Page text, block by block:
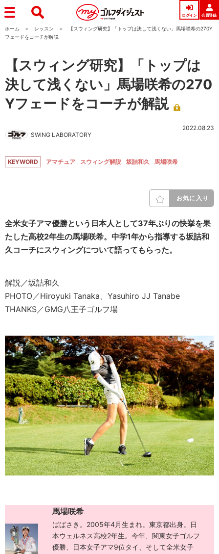
ログイン 会員登録
ホーム レッスン
【スウィング研究】「トップは決して浅くない」馬場咲希の270Y
フェードをコーチが解説
【スウィング研究】「トップは
決して浅くない」馬場咲希の270
Yフェードをコーチが解説
SWING LABORATORY
2022.08.23
KEYWORD アマチュア スウィング解説 坂詰和久 馬場咲希
お気に入り
全米女子アマ優勝という日本人として37年ぶりの快挙を果
たした高校2年生の馬場咲希。中学1年から指導する坂詰和
久コーチにスウィングについて語ってもらった。
解説／坂詰和久
PHOTO／Hiroyuki Tanaka、Yasuhiro JJ Tanabe
THANKS／GMG八王子ゴルフ場
馬場咲希
ばばさき。2005年4月生まれ。東京都出身。日
本ウェルネス高校2年生。今年、関東女子ゴルフ
優勝、日本女子アマ9位タイ、そして全米女子